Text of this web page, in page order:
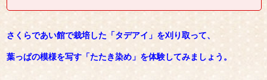
さくらであい館で栽培した「タデアイ」を刈り取って、
葉っぱの模様を写す「たたき染め」を体験してみましょう。